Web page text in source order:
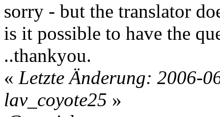
sorry - but the translator
is it possible to have the
..thankyou.
« Letzte Änderung: 2006-
lav_coyote25 »